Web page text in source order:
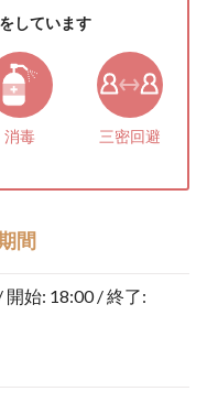
しています
消毒 三密回避
間
開始: 18:00 / 終了: